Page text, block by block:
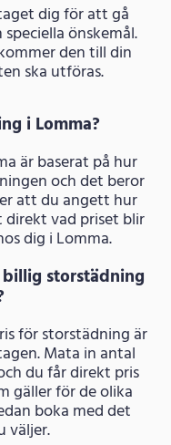
dig för att gå
önskemål.
den till din
ska utföras.
i Lomma?
är baserat på hur
och det beror
att du angett hur
vad priset blir
dig i Lomma.
storstädning
för storstädning är
Mata in antal
du får direkt pris
gäller för de olika
boka med det
väljer.